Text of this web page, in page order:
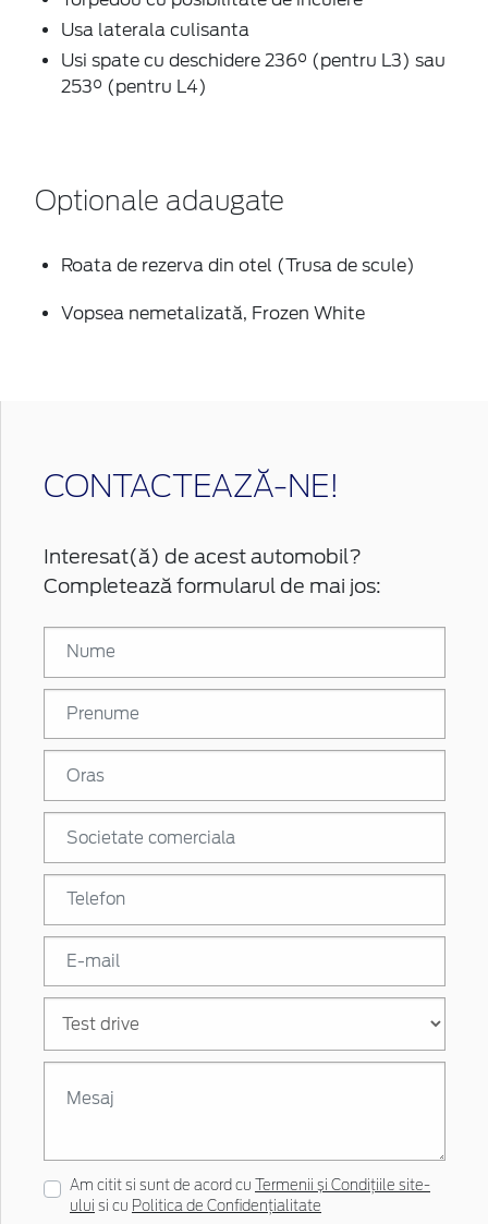
Usa laterala culisanta
Usi spate cu deschidere 236° (pentru L3) sau
253° (pentru L4)
Optionale adaugate
Roata de rezerva din otel (Trusa de scule)
Vopsea nemetalizată, Frozen White
CONTACTEAZĂ-NE!
Interesat(ă) de acest automobil?
Completează formularul de mai jos:
Am citit si sunt de acord cu
Termenii și Condițiile site-
ului si cu Politica de Confidențialitate